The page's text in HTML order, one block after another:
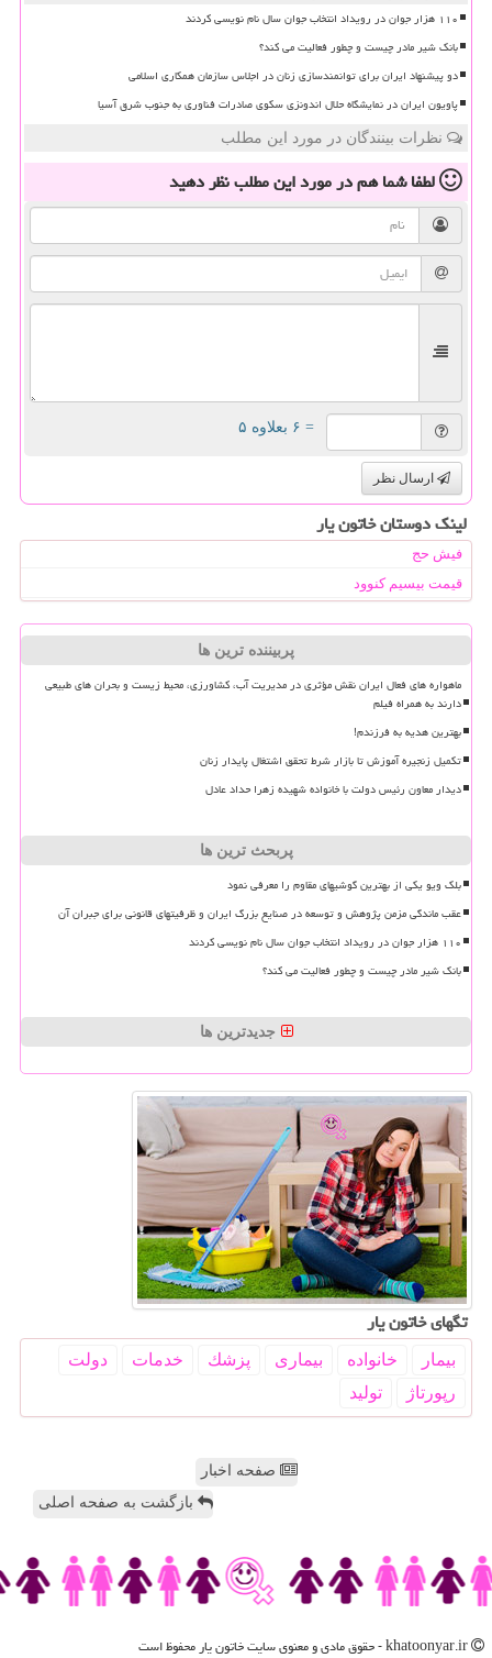
۱۱۰ هزار جوان در رویداد انتخاب جوان سال نام نویسی کردند
بانک شیر مادر چیست و چطور فعالیت می کند؟
دو پیشنهاد ایران برای توانمندسازی زنان در اجلاس سازمان همکاری اسلامی
پاویون ایران در نمایشگاه حلال اندونزی سکوی صادرات فناوری به جنوب شرق آسیا
نظرات بینندگان در مورد این مطلب
لطفا شما همدر مورد این مطلبنظر دهید
= ۶ بعلاوه ۵
ارسال نظر
لینک دوستان خاتون یار
فیش حج
قیمت بیسیم کنوود
پربیننده ترین ها
ماهواره های فعال ایران نقش مؤثری در مدیریت آب، کشاورزی، محیط زیست و بحران های طبیعی
دارند به همراه فیلم
بهترین هدیه به فرزندم!
تکمیل زنجیره آموزش تا بازار شرط تحقق اشتغال پایدار زنان
دیدار معاون رئیس دولت با خانواده شهیده زهرا حداد عادل
پربحث ترین ها
بلک ویو یکی از بهترین گوشیهای مقاوم را معرفی نمود
عقب ماندگی مزمن پژوهش و توسعه در صنایع بزرگ ایران و ظرفیتهای قانونی برای جبران آن
۱۱۰ هزار جوان در رویداد انتخاب جوان سال نام نویسی کردند
بانک شیر مادر چیست و چطور فعالیت می کند؟
جدیدترین ها
تگهای خاتون یار
بیمار خانواده بیماری پزشك خدمات
دولت
رپورتاژ
تولید
صفحه اخبار
بازگشت به صفحه اصلی